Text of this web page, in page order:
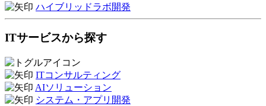
ハイブリッドラボ開発
ITサービスから探す
ITコンサルティング
AIソリューション
システム・アプリ開発